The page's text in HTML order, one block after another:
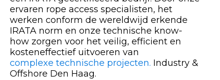
ervaren rope access specialisten, het
werken conform de wereldwijd erkende
IRATA norm en onze technische know-
how zorgen voor het veilig, efficient en
kosteneffectief uitvoeren van
complexe technische projecten. Industry &
Offshore Den Haag.